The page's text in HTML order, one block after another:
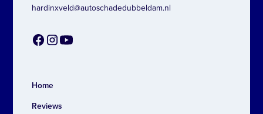
hardinxveld@autoschadedubbeldam.nl
Home
Reviews